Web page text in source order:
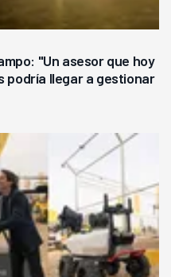
"Un asesor que hoy
podría llegar a gestionar